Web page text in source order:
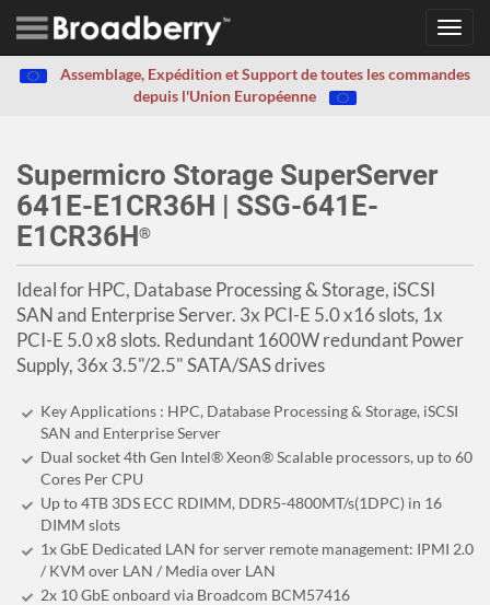
Assemblage, Expédition et Support de toutes les commandes
depuis l'Union Européenne
Supermicro Storage SuperServer
641E-E1CR36H | SSG-641E-
E1CR36H®
Ideal for HPC, Database Processing & Storage, iSCSI
SAN and Enterprise Server. 3x PCI-E 5.0 x16 slots, 1x
PCI-E 5.0 x8 slots. Redundant 1600W redundant Power
Supply, 36x 3.5"/2.5" SATA/SAS drives
Key Applications : HPC, Database Processing & Storage, iSCSI
SAN and Enterprise Server
Dual socket 4th Gen Intel® Xeon® Scalable processors, up to 60
Cores Per CPU
Up to 4TB 3DS ECC RDIMM, DDR5-4800MT/s(1DPC) in 16
DIMM slots
1x GbE Dedicated LAN for server remote management: IPMI 2.0
/ KVM over LAN / Media over LAN
2x 10 GbE onboard via Broadcom BCM57416